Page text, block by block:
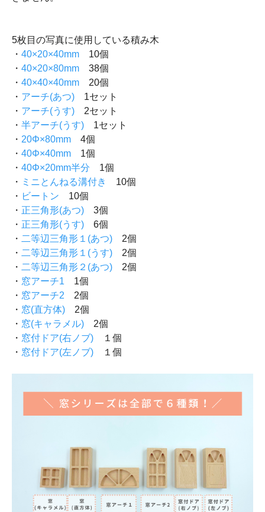
5枚目の写真に使用している積み木
・ 40×20×40mm 10個
・ 40×20×80mm 38個
・ 40×40×40mm 20個
・ アーチ(あつ) 1セット
・ アーチ(うす) 2セット
・ 半アーチ(うす) 1セット
・ 20Φ×80mm 4個
・ 40Φ×40mm 1個
・ 40Φ×20mm半分 1個
・ ミニとんねる溝付き
10個
・ ビートン 10個
・ 正三角形(あつ) 3個
・ 正三角形(うす) 6個
・ 二等辺三角形１(あつ) 2個
・ 二等辺三角形１(うす) 2個
・ 二等辺三角形２(あつ) 2個
・ 窓アーチ1 1個
・ 窓アーチ2 2個
・ 窓(直方体) 2個
・ 窓(キャラメル) 2個
・ 窓付ドア(右ノブ) １個
・ 窓付ドア(左ノブ) １個